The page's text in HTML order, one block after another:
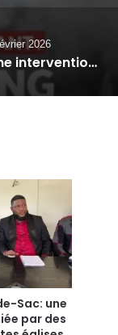
2026
Une intervention par drone contre un groupe armé à Bolosse fait plusieurs morts et touche des passants
Sac: une
par des